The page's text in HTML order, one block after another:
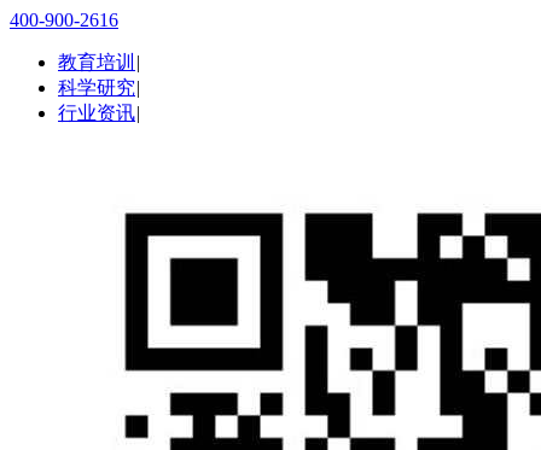
400-900-2616
教育培训 |
科学研究|
行业资讯|